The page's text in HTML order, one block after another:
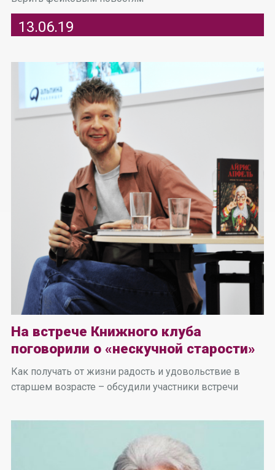
На встрече Книжного клуба
поговорили о «нескучной старости»
Как получать от жизни радость и удовольствие в
старшем возрасте – обсудили участники встречи
13.06.19